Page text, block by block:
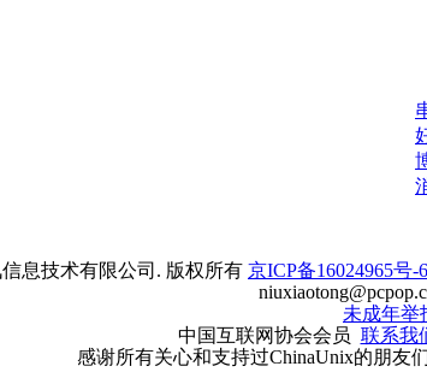
息技术有限公司. 版权所有 京ICP备16024965号-6
未成年举
中国互联网协会会员 联系我
感谢所有关心和支持过ChinaUnix的朋友